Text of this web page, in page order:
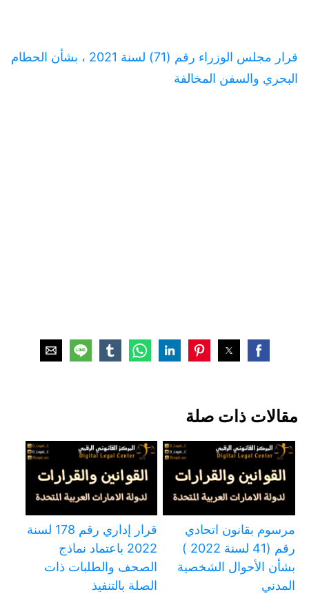
قرار مجلس الوزراء رقم (71) لسنة 2021 ، بشأن الحطام
البحري والسفن المخالفة
مقالات ذات صلة
مرسوم بقانون اتحادي
رقم (41 لسنة 2022 )
بشأن الأحوال الشخصية
المدني
قرار إداري رقم 178 لسنة
2022 باعتماد نماذج
الصحف والطلبات ذات
الصلة بالتنفيذ